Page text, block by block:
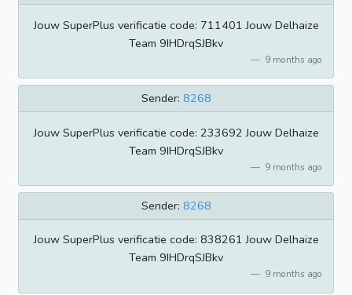
Jouw SuperPlus verificatie code: 711401 Jouw Delhaize
Team 9IHDrqSJBkv
9 months ago
Sender: 8268
Jouw SuperPlus verificatie code: 233692 Jouw Delhaize
Team 9IHDrqSJBkv
9 months ago
Sender: 8268
Jouw SuperPlus verificatie code: 838261 Jouw Delhaize
Team 9IHDrqSJBkv
9 months ago